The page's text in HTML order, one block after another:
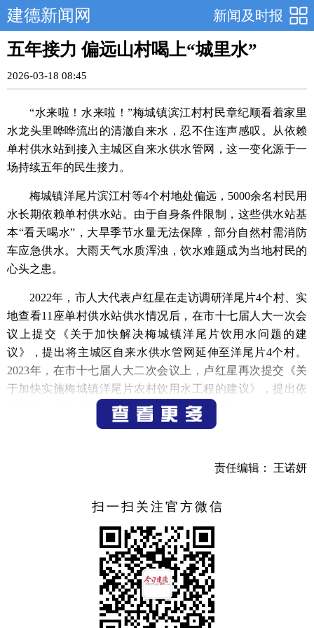
新闻及时报
建德新闻网
五年接力 偏远山村喝上“城里水”
2026-03-18 08:45
“水来啦！水来啦！”梅城镇滨江村村民章纪顺看着家里
水龙头里哗哗流出的清澈自来水，忍不住连声感叹。从依赖
单村供水站到接入主城区自来水供水管网，这一变化源于一
场持续五年的民生接力。
梅城镇洋尾片滨江村等4个村地处偏远，5000余名村民用
水长期依赖单村供水站。由于自身条件限制，这些供水站基
本“看天喝水”，大旱季节水量无法保障，部分自然村需消防
车应急供水。大雨天气水质浑浊，饮水难题成为当地村民的
心头之患。
2022年，市人大代表卢红星在走访调研洋尾片4个村、实
地查看11座单村供水站供水情况后，在市十七届人大一次会
议上提交《关于加快解决梅城镇洋尾片饮用水问题的建
议》，提出将主城区自来水供水管网延伸至洋尾片4个村。
2023年，在市十七届人大二次会议上，卢红星再次提交《关
于加快实施梅城镇洋尾片农村饮用水工程的建议》，提出依
托桐溪大桥建设契机同步铺设过江管网的方案。
案。2024年，洋尾片饮用水过江主管网工程正式实施，通过
主管网延伸至洋尾片各行政村，接通村内管网，实现主要集
在此期间，卢红星和市、镇两级人大代表组成的监督小
组，从项目设计到施工建设、从施工质量到实施进度开展全
程跟踪监督，协助协调解决管网施工中的具体困难。
梅城镇十九届人大九次会议上，洋尾片饮用水支线管网
责任编辑： 王诺妍
扫一扫关注官方微信